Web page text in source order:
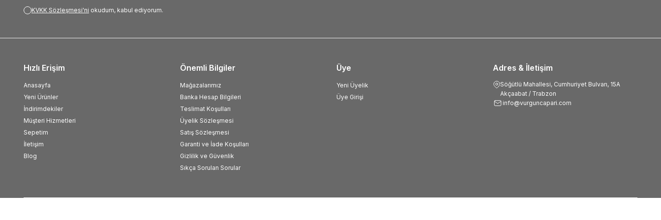
KVKK Sözleşmesi'ni okudum, kabul ediyorum.
Adres & İletişim
Söğütlü Mahallesi, Cumhuriyet Bulvarı, 15A
Akçaabat / Trabzon
info@vurguncapari.com
Hızlı Erişim
Anasayfa
Yeni Ürünler
İndirimdekiler
Müşteri Hizmetleri
Sepetim
İletişim
Blog
Önemli Bilgiler
Mağazalarımız
Banka Hesap Bilgileri
Teslimat Koşulları
Üyelik Sözleşmesi
Satış Sözleşmesi
Garanti ve İade Koşulları
Gizlilik ve Güvenlik
Sıkça Sorulan Sorular
Üye
Yeni Üyelik
Üye Girişi